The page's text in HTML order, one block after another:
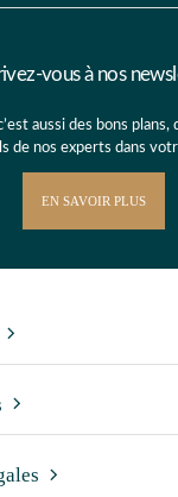
vous à nos
aussi des bons
de nos experts dans
EN SAVOIR PLUS